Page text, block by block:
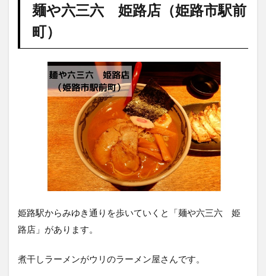
麺や六三六 姫路店（姫路市駅前
町）
姫路駅からみゆき通りを歩いていくと「麺や六三六 姫
路店」があります。
煮干しラーメンがウリのラーメン屋さんです。